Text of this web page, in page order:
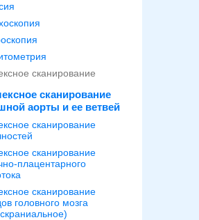
сканирование
сканирование
аорты и ее ветвей
сканирование
сканирование
плацентарного
сканирование
головного мозга